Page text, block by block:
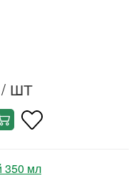
/ ШТ
350 мл